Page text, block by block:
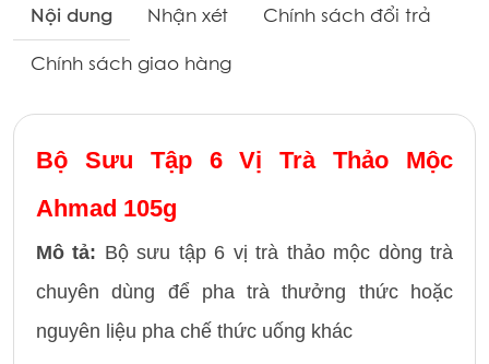
Nội dung Nhận xét
Chính sách đổi trả
Chính sách giao hàng
Bộ Sưu Tập 6 Vị Trà Thảo Mộc
Ahmad 105g
Mô tả: Bộ sưu tập 6 vị trà thảo mộc dòng trà
chuyên dùng để pha trà thưởng thức hoặc
nguyên liệu pha chế thức uống khác